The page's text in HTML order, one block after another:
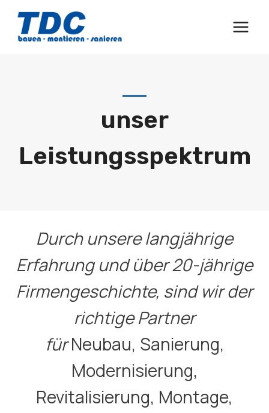
Inhalt
springen
unser
Leistungsspektrum
Durch unsere langjährige
Erfahrung und über 20-jährige
Firmengeschichte, sind wir der
richtige Partner
fürNeubau, Sanierung,
Modernisierung,
Revitalisierung, Montage,